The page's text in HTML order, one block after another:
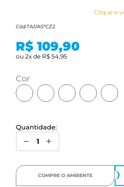
Clique e
Cód:TAJ/AS*CZ2
R$ 109,90
ou 2x de R$ 54,95
cor
Quantidade:
COMPRE O AMBIENTE